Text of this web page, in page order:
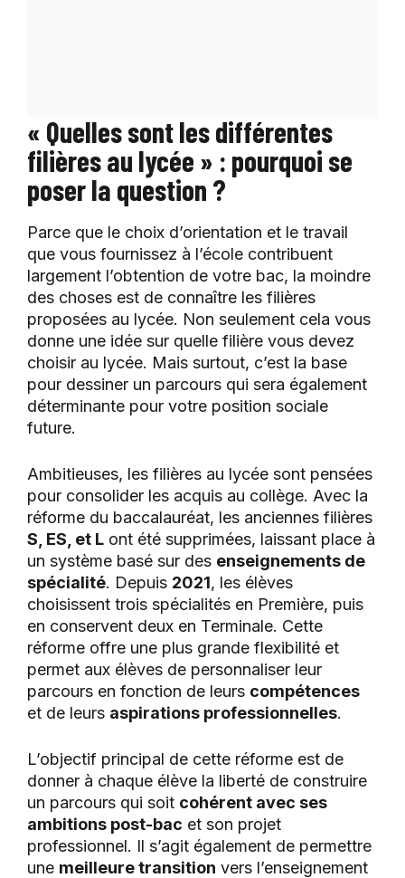
« Quelles sont les différentes
filières au lycée » : pourquoi se
poser la question ?
Parce que le choix d’orientation et le travail
que vous fournissez à l’école contribuent
largement l’obtention de votre bac, la moindre
des choses est de connaître les filières
proposées au lycée. Non seulement cela vous
donne une idée sur quelle filière vous devez
choisir au lycée. Mais surtout, c’est la base
pour dessiner un parcours qui sera également
déterminante pour votre position sociale
future.
Ambitieuses, les filières au lycée sont pensées
pour consolider les acquis au collège. Avec la
réforme du baccalauréat, les anciennes filières
S, ES, et L ont été supprimées, laissant place à
un système basé sur des enseignements de
spécialité. Depuis 2021, les élèves
choisissent trois spécialités en Première, puis
en conservent deux en Terminale. Cette
réforme offre une plus grande flexibilité et
permet aux élèves de personnaliser leur
parcours en fonction de leurs compétences
et de leurs aspirations professionnelles.
L’objectif principal de cette réforme est de
donner à chaque élève la liberté de construire
un parcours qui soit cohérent avec ses
ambitions post-bac et son projet
professionnel. Il s’agit également de permettre
une meilleure transition vers l’enseignement